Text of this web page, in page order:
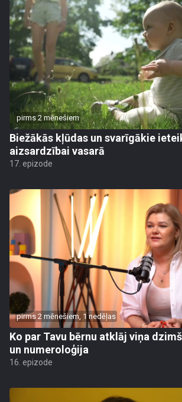
pirms 2 mēnešiem
Biežākās kļūdas un svarīgākie
aizsardzībai vasarā
17. epizode
pirms 2 mēnešiem, 1 nedēļas
Ko par Tavu bērnu atklāj viņa
un numeroloģija
16. epizode